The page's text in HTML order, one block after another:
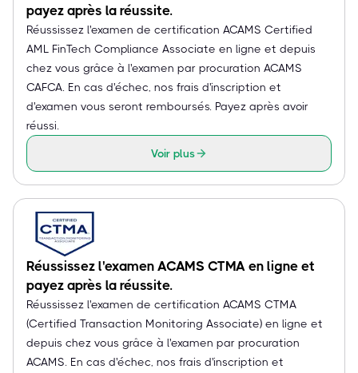
payez après la réussite.
Réussissez l'examen de certification ACAMS Certified
AML FinTech Compliance Associate en ligne et depuis
chez vous grâce à l'examen par procuration ACAMS
CAFCA. En cas d'échec, nos frais d'inscription et
d'examen vous seront remboursés. Payez après avoir
réussi.
Voir plus
Réussissez l'examen ACAMS CTMA en ligne et
payez après la réussite.
Réussissez l'examen de certification ACAMS CTMA
(Certified Transaction Monitoring Associate) en ligne et
depuis chez vous grâce à l'examen par procuration
ACAMS. En cas d'échec, nos frais d'inscription et